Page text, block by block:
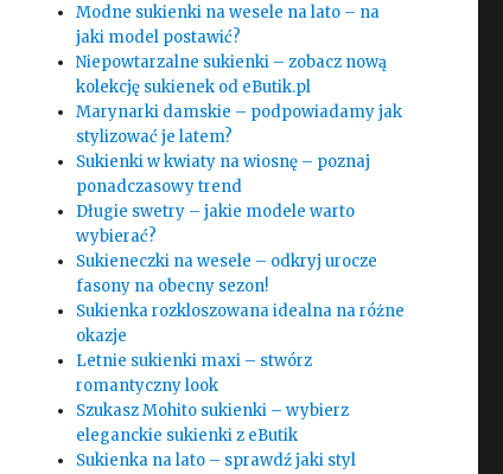
Modne sukienki na wesele na lato – na
jaki model postawić?
Niepowtarzalne sukienki – zobacz nową
kolekcję sukienek od eButik.pl
Marynarki damskie – podpowiadamy jak
stylizować je latem?
Sukienki w kwiaty na wiosnę – poznaj
ponadczasowy trend
Długie swetry – jakie modele warto
wybierać?
Sukieneczki na wesele – odkryj urocze
fasony na obecny sezon!
Sukienka rozkloszowana idealna na różne
okazje
Letnie sukienki maxi – stwórz
romantyczny look
Szukasz Mohito sukienki – wybierz
eleganckie sukienki z eButik
Sukienka na lato – sprawdź jaki styl